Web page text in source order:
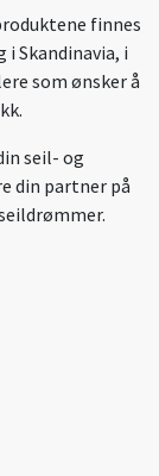
finnes
Skandinavia, i
som ønsker å
seil- og
din partner på